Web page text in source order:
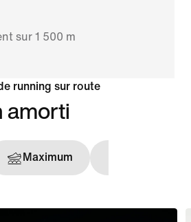
sur 1 500 m
running sur route
amorti
Maximum